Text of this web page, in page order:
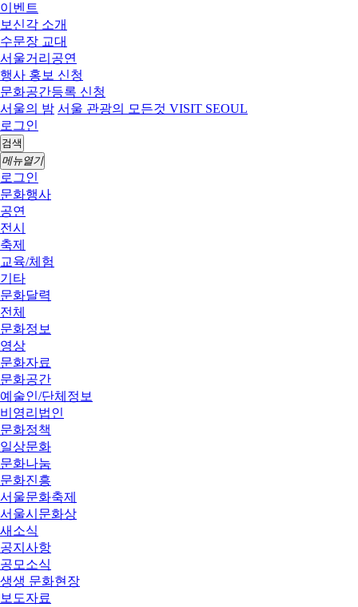
이벤트
보신각 소개
수문장 교대
서울거리공연
행사 홍보 신청
문화공간등록 신청
서울의 밤 서울 관광의 모든것 VISIT SEOUL
로그인
검색
메뉴열기
로그인
문화행사
공연
전시
축제
교육/체험
기타
문화달력
전체
문화정보
영상
문화자료
문화공간
예술인/단체정보
비영리법인
문화정책
일상문화
문화나눔
문화진흥
서울문화축제
서울시문화상
새소식
공지사항
공모소식
생생 문화현장
보도자료